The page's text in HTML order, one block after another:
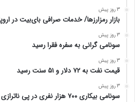
3 روز پیش
بازار رمزارزها/ خدمات صرافی بای‌بیت در
3 روز پیش
سونامی گرانی به سفره فقرا رسید
3 روز پیش
قیمت نفت به ۷۲ دلار و ۵۱ سنت رسید
3 روز پیش
سونامی بیکاری ۷۰۰ هزار نفری در پی ناترازی برق صنایع